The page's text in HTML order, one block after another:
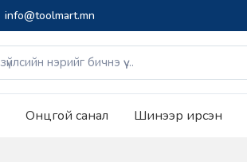
info@toolmart.mn
Онцгой санал Шинээр ирсэн